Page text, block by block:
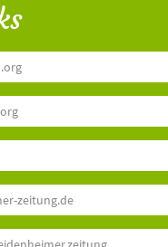
zeitung.de